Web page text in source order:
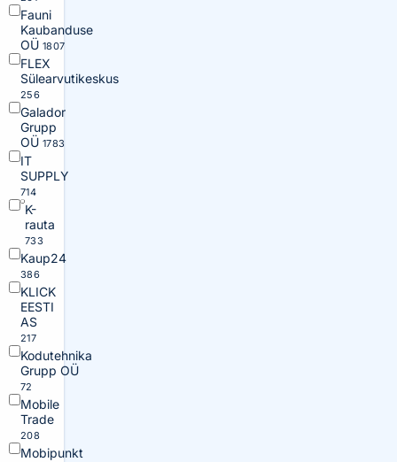
Fauni
Kaubanduse
OÜ 1807
FLEX
Sülearvutikeskus
256
Galador
Grupp
OÜ 1783
IT
SUPPLY
714
K-
rauta
733
Kaup24
386
KLICK
EESTI
AS
217
Kodutehnika
Grupp OÜ
72
Mobile
Trade
208
Mobipunkt